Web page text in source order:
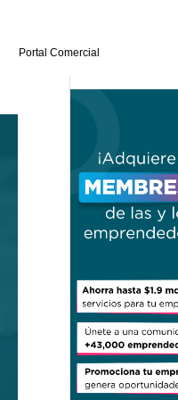
Portal Comercial